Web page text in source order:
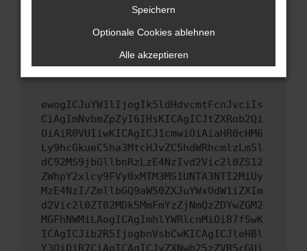
Wenn du alle oben genannten Schritte versucht
hast, kontaktiere uns bitte. Wir werden
versuchen, das Problem zu beheben. Du kannst
uns diesen Text schicken, um uns bei der
ewogICJuYW1lIjogIk5ldHdvcmtFcnJvciIs
CiAgImNvbmZpZyI6IHsKICAgICJtZXRob2Qi
OiAiR0VUIiwKICAgICJ1cmwiOiAiaHR0cHM6
Ly9hcGkueC5ha3MtcHJvZC5hdWRhcmlzLm5l
dC92MS9jbGllbnRzLzE4NzIvd2Vic2l0ZS12
ZWhpY2xlcy9FVy0xMTM3MS1UNTA3NTI2MiUy
MzE4NzI/ZmllbGQ9aW50ZXJuYWxOdW1iZXIm
d2Vic2l0ZT02MDk5MmFmYzZjNmQzZDYwZGM2
MGFhNWMiLAogICAgImhlYWRlcnMiOiB7fSwK
ICAgICJib2R5IjogbnVsbCwKICAgICJleHBl
Y3QiOiB7CiAgICAgICJyZXNwb25zZVR5cGUi
Speichern
Optionale Cookies ablehnen
Alle akzeptieren